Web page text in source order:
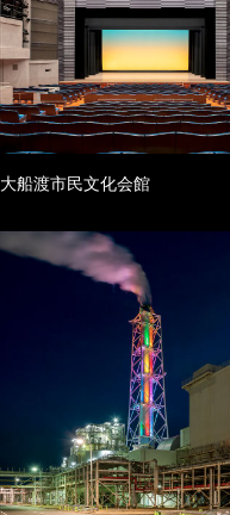
大船渡市民文化会館